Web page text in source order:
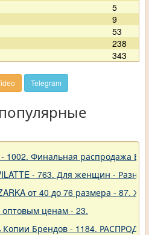
5
9
53
238
343
Telegram
- 1002. Финальная распродажа
- 763. Для женщин - Разное
от 40 до 76 размера - 87.
ценам - 23.
Копии Брендов - 1184.